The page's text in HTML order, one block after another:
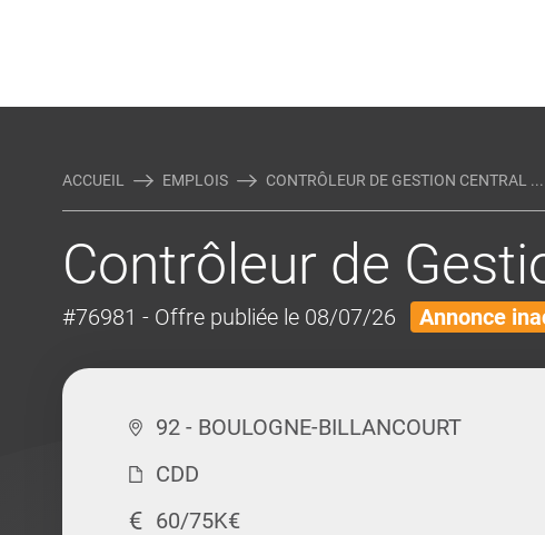
ACCUEIL EMPLOIS CONTRÔLEUR DE GESTION CENTRAL ...
Contrôleur de
#76981 - Offre publiée le 08/07/26 Annonce
92 - BOULOGNE-BILLANCOURT
CDD
60/75K€